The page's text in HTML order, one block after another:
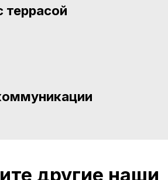
террасой
другие наши